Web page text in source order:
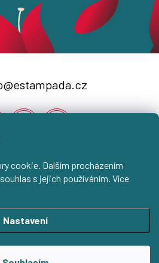
cookie. Dalším procházením
s jejich používáním. Více
Nastavení
@estampada.cz
KantorStudio.cz
s.r.o.. Všechna práva vyhrazena.